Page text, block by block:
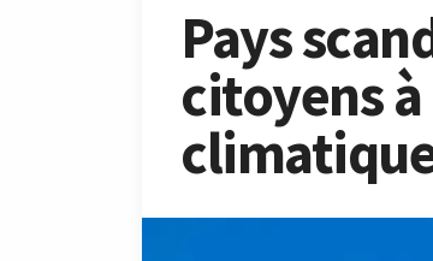
Pays
citoyens